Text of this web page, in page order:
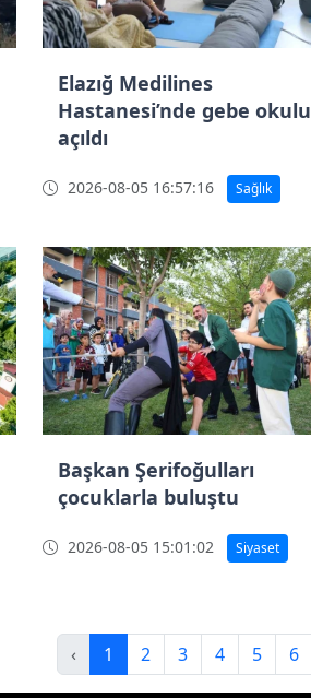
Elazığ Medilines
Hastanesi’nde gebe okulu
açıldı
2026-08-05 16:57:16 Sağlık
Başkan Şerifoğulları
çocuklarla buluştu
2026-08-05 15:01:02 Siyaset
‹ 1 2 3 4 5 6